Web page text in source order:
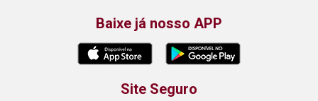
Baixe já nosso APP
Site Seguro